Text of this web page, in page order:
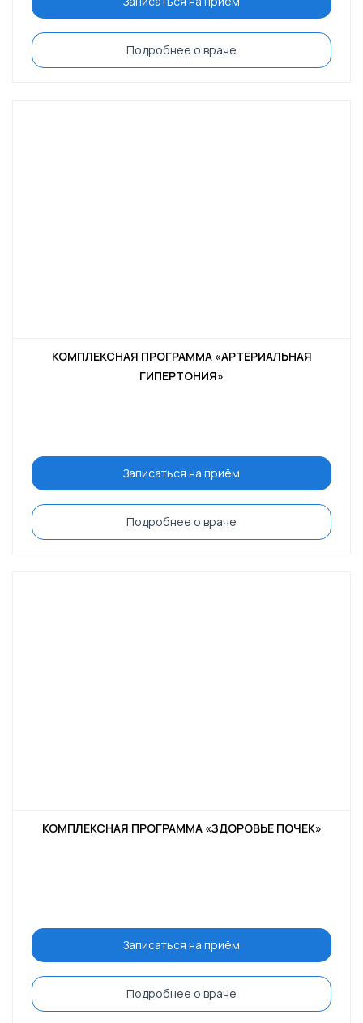
Подробнее о враче
КОМПЛЕКСНАЯ ПРОГРАММА «АРТЕРИАЛЬНАЯ
ГИПЕРТОНИЯ»
Записаться на приём
Подробнее о враче
КОМПЛЕКСНАЯ ПРОГРАММА «ЗДОРОВЬЕ ПОЧЕК»
Записаться на приём
Подробнее о враче